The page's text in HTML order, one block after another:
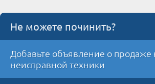
Не можете починить?
Добавьте объявление о продаже
неисправной техники